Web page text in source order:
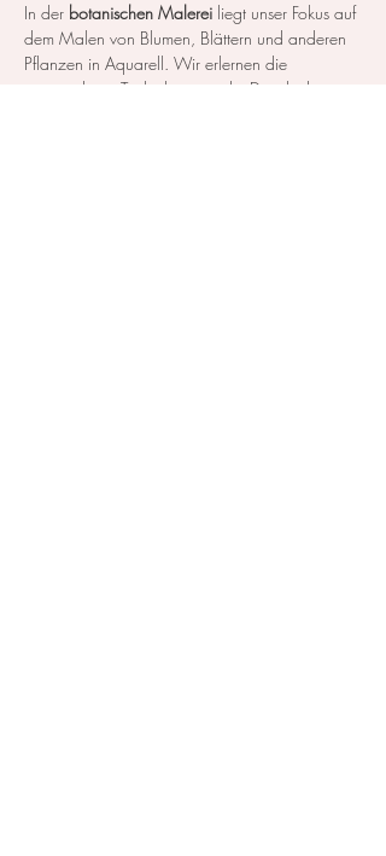
In der botanischen Malerei liegt unser Fokus auf
dem Malen von Blumen, Blättern und anderen
Pflanzen in Aquarell. Wir erlernen die
notwendigen Techniken, um die Details der